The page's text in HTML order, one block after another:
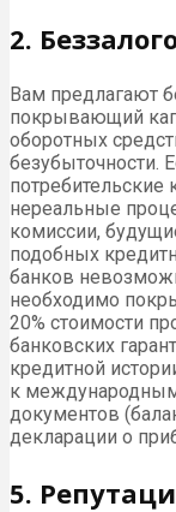
2.
Вам предлагают
покрывающий
оборотных
безубыточности.
нереальные
комиссии,
подобных
банков
необходимо
20% стоимости
банковских
кредитной
к международным
документов
декларации о
5.